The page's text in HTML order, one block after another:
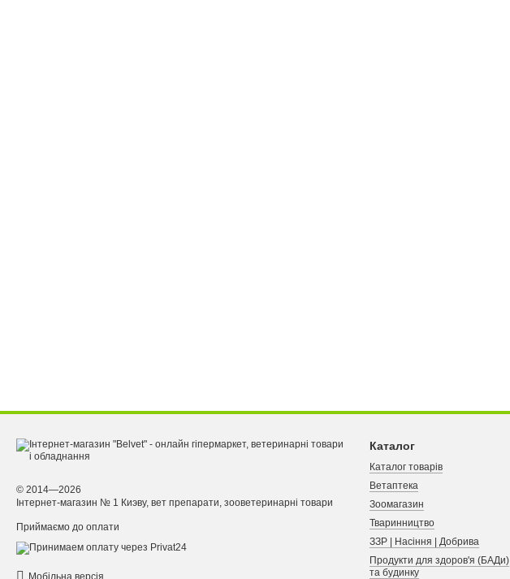
© 2014—2026
Інтернет-магазин № 1 Киэву, вет препарати, зооветеринарні товари
Приймаємо до оплати
Каталог
Каталог товарів
Ветаптека
Зоомагазин
Тваринництво
ЗЗР | Насіння | Добрива
Продукти для здоров'я (БАДи)
та будинку